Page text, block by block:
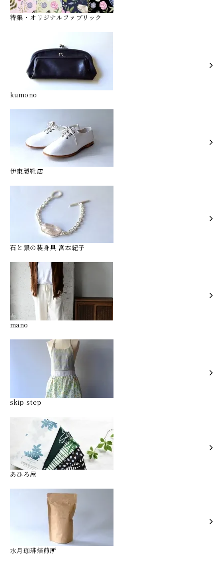
特集・オリジナルファブリック
kumono
伊東製靴店
石と銀の装身具 宮本紀子
mano
skip-step
あひろ屋
水月珈琲焙煎所